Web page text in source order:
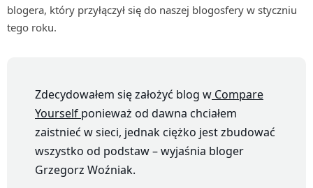
blogera, który przyłączył się do naszej blogosfery w styczniu
tego roku.
Zdecydowałem się założyć blog w Compare
Yourself ponieważ od dawna chciałem
zaistnieć w sieci, jednak ciężko jest zbudować
wszystko od podstaw – wyjaśnia bloger
Grzegorz Woźniak.